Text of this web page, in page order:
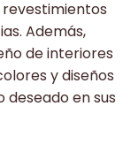
Además,
de interiores
y diseños
en sus